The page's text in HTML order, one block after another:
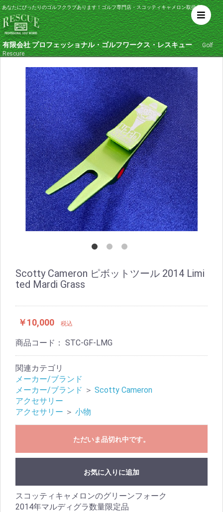
あなたにぴったりのゴルフクラブあります！ゴルフ専門店・スコッティキャメロン取扱店
有限会社 プロフェッショナル・ゴルフワークス・レスキュー
Golf
Rescure
Scotty Cameron ピボットツール 2014 Limi
ted Mardi Grass
￥10,000 税込
商品コード： STC-GF-LMG
関連カテゴリ
メーカー/ブランド
メーカー/ブランド ＞ Scotty Cameron
アクセサリー
アクセサリー ＞ 小物
ただいま品切れ中です。
お気に入りに追加
スコッティキャメロンのグリーンフォーク
2014年マルディグラ数量限定品